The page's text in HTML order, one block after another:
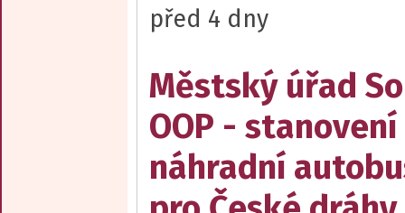
před 4 dny
Městský úřad
OOP -
náhradní